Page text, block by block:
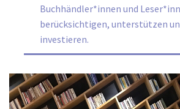
Buchhändler*innen und
berücksichtigen, unterstützen
investieren.